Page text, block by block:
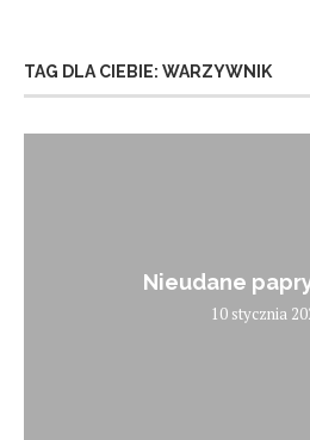
TAG DLA CIEBIE: WARZYWNIK
Nieudane
10 stycznia